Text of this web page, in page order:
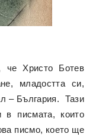
че Христо Ботев
младостта си,
– България. Тази
писмата, които
писмо, което ще